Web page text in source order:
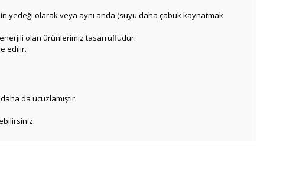
yedeği olarak veya aynı anda (suyu daha çabuk kaynatmak
enerjili olan ürünlerimiz tasarrufludur.
edilir.
da ucuzlamıştır.